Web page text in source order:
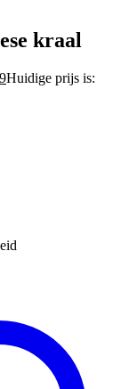
kraal
Huidige prijs is: